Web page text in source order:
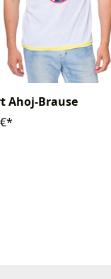
Ahoj-Brause